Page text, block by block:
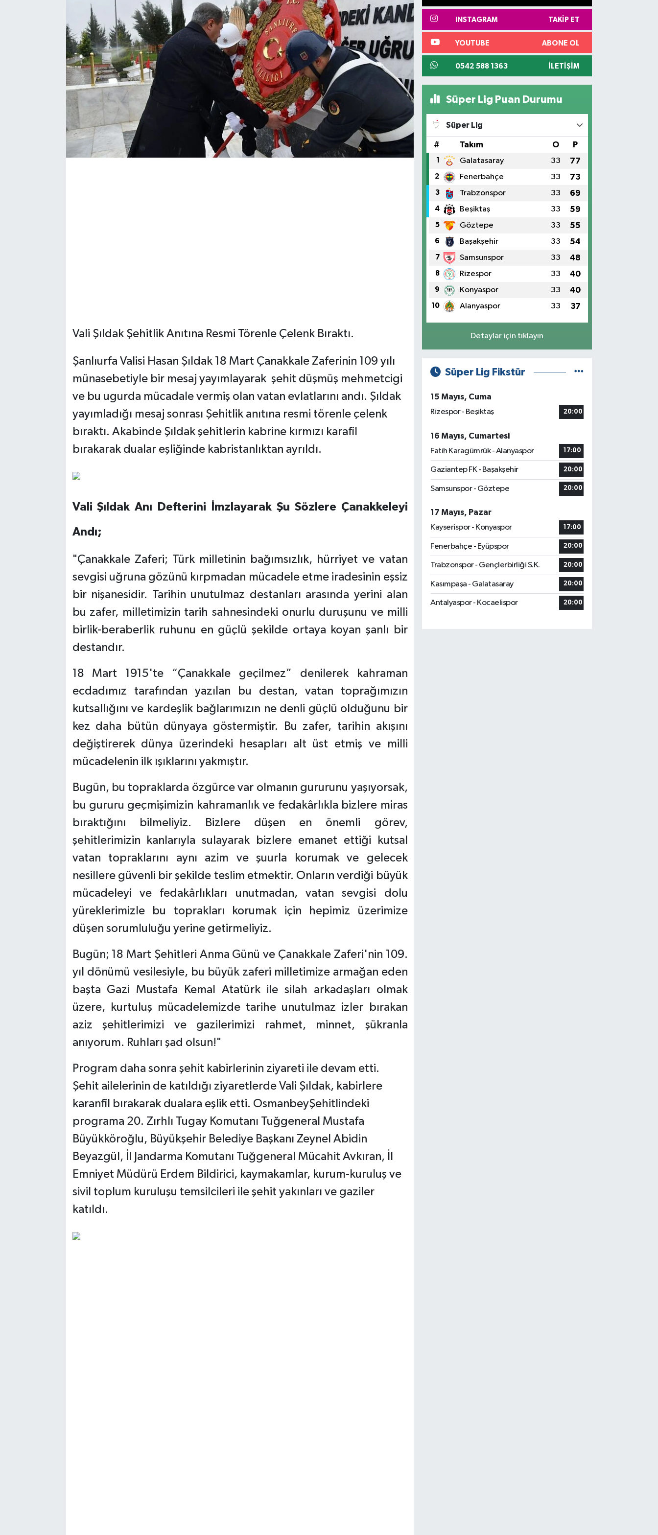
Vali Şıldak Şehitlik Anıtına Resmi Törenle Çelenk Bıraktı.
Şanlıurfa Valisi Hasan Şıldak 18 Mart Çanakkale Zaferinin 109 yılı
münasebetiyle bir mesaj yayımlayarak şehit düşmüş mehmetcigi
ve bu ugurda mücadale vermiş olan vatan evlatlarını andı. Şıldak
yayımladığı mesaj sonrası Şehitlik anıtına resmi törenle çelenk
bıraktı. Akabinde Şıldak şehitlerin kabrine kırmızı karafil
bırakarak dualar eşliğinde kabristanlıktan ayrıldı.
Vali Şıldak Anı Defterini İmzlayarak Şu Sözlere Çanakkeleyi
Andı;
"Çanakkale Zaferi; Türk milletinin bağımsızlık, hürriyet ve vatan
sevgisi uğruna gözünü kırpmadan mücadele etme iradesinin eşsiz
bir nişanesidir. Tarihin unutulmaz destanları arasında yerini alan
bu zafer, milletimizin tarih sahnesindeki onurlu duruşunu ve milli
birlik-beraberlik ruhunu en güçlü şekilde ortaya koyan şanlı bir
destandır.
18 Mart 1915'te “Çanakkale geçilmez” denilerek kahraman
ecdadımız tarafından yazılan bu destan, vatan toprağımızın
kutsallığını ve kardeşlik bağlarımızın ne denli güçlü olduğunu bir
kez daha bütün dünyaya göstermiştir. Bu zafer, tarihin akışını
değiştirerek dünya üzerindeki hesapları alt üst etmiş ve milli
mücadelenin ilk ışıklarını yakmıştır.
Bugün, bu topraklarda özgürce var olmanın gururunu yaşıyorsak,
bu gururu geçmişimizin kahramanlık ve fedakârlıkla bizlere miras
bıraktığını bilmeliyiz. Bizlere düşen en önemli görev,
şehitlerimizin kanlarıyla sulayarak bizlere emanet ettiği kutsal
vatan topraklarını aynı azim ve şuurla korumak ve gelecek
nesillere güvenli bir şekilde teslim etmektir. Onların verdiği büyük
mücadeleyi ve fedakârlıkları unutmadan, vatan sevgisi dolu
yüreklerimizle bu toprakları korumak için hepimiz üzerimize
düşen sorumluluğu yerine getirmeliyiz.
Bugün; 18 Mart Şehitleri Anma Günü ve Çanakkale Zaferi'nin 109.
yıl dönümü vesilesiyle, bu büyük zaferi milletimize armağan eden
başta Gazi Mustafa Kemal Atatürk ile silah arkadaşları olmak
üzere, kurtuluş mücadelemizde tarihe unutulmaz izler bırakan
aziz şehitlerimizi ve gazilerimizi rahmet, minnet, şükranla
anıyorum. Ruhları şad olsun!"
Program daha sonra şehit kabirlerinin ziyareti ile devam etti.
Şehit ailelerinin de katıldığı ziyaretlerde Vali Şıldak, kabirlere
karanfil bırakarak dualara eşlik etti. OsmanbeyŞehitlindeki
programa 20. Zırhlı Tugay Komutanı Tuğgeneral Mustafa
Büyükköroğlu, Büyükşehir Belediye Başkanı Zeynel Abidin
Beyazgül, İl Jandarma Komutanı Tuğgeneral Mücahit Avkıran, İl
Emniyet Müdürü Erdem Bildirici, kaymakamlar, kurum-kuruluş ve
sivil toplum kuruluşu temsilcileri ile şehit yakınları ve gaziler
katıldı.
INSTAGRAM TAKIP ET
YOUTUBE ABONE OL
0542 588 1363 İLETIŞIM
Süper Lig Puan Durumu
Süper Lig
# Takım O P
1 Galatasaray 33 77
2 Fenerbahçe 33 73
3 Trabzonspor 33 69
4 Beşiktaş 33 59
5 Göztepe 33 55
6 Başakşehir 33 54
7 Samsunspor 33 48
8 Rizespor 33 40
9 Konyaspor 33 40
10 Alanyaspor 33 37
Detaylar için tıklayın
Süper Lig Fikstür
15 Mayıs, Cuma
Rizespor - Beşiktaş
20:00
16 Mayıs, Cumartesi
Fatih Karagümrük - Alanyaspor
17:00
Gaziantep FK - Başakşehir 20:00
Samsunspor - Göztepe 20:00
17 Mayıs, Pazar
Kayserispor - Konyaspor
17:00
Fenerbahçe - Eyüpspor 20:00
Trabzonspor - Gençlerbirliği S.K. 20:00
Kasımpaşa - Galatasaray 20:00
Antalyaspor - Kocaelispor 20:00